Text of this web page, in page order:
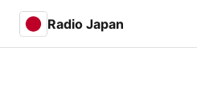
Radio Japan